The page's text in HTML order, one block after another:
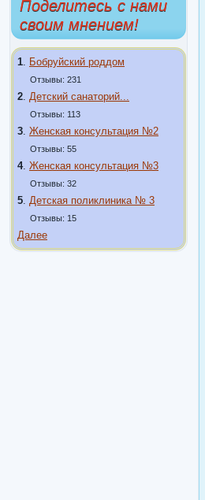
Поделитесь с нами
своим мнением!
1 Бобруйский роддом
Отзывы: 231
2 Детский санаторий...
Отзывы: 113
3 Женская консультация №2
Отзывы: 55
4. Женская консультация №3
Отзывы: 32
5 Детская поликлиника № 3
Отзывы: 15
Далее